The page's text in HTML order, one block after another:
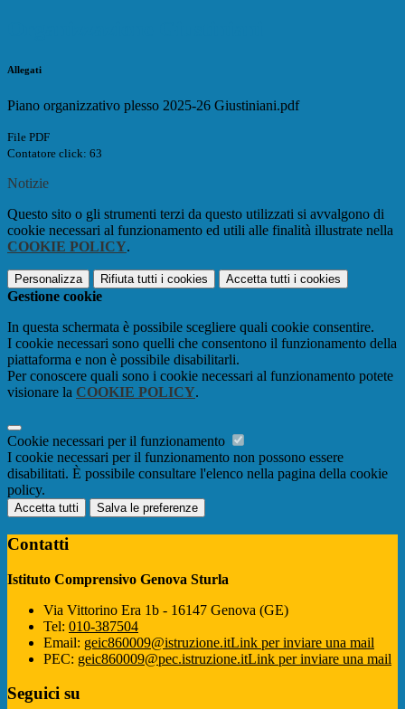
Allegati
Piano organizzativo plesso 2025-26 Giustiniani.pdf
File PDF
Contatore click: 63
Notizie
Questo sito o gli strumenti terzi da questo utilizzati si avvalgono di
cookie necessari al funzionamento ed utili alle finalità illustrate nella
COOKIE POLICY.
Personalizza Rifiuta tutti i cookies Accetta tutti i cookies
Gestione cookie
In questa schermata è possibile scegliere quali cookie consentire.
I cookie necessari sono quelli che consentono il funzionamento della
piattaforma e non è possibile disabilitarli.
Per conoscere quali sono i cookie necessari al funzionamento potete
visionare la COOKIE POLICY.
Cookie necessari per il funzionamento
I cookie necessari per il funzionamento non possono essere
disabilitati. È possibile consultare l'elenco nella pagina della cookie
policy.
Accetta tutti Salva le preferenze
Contatti
Istituto Comprensivo Genova Sturla
Via Vittorino Era 1b - 16147 Genova (GE)
Tel: 010-387504
Email: geic860009@istruzione.itLink per inviare una mail
PEC: geic860009@pec.istruzione.itLink per inviare una mail
Seguici su